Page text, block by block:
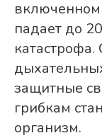
падает до
защитные
грибкам
организм.